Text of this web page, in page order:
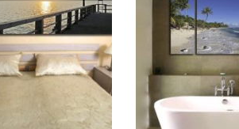
można
wybrać
na
stronie
produktu
na